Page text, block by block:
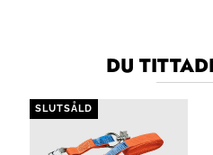
DU
SLUTSÅLD